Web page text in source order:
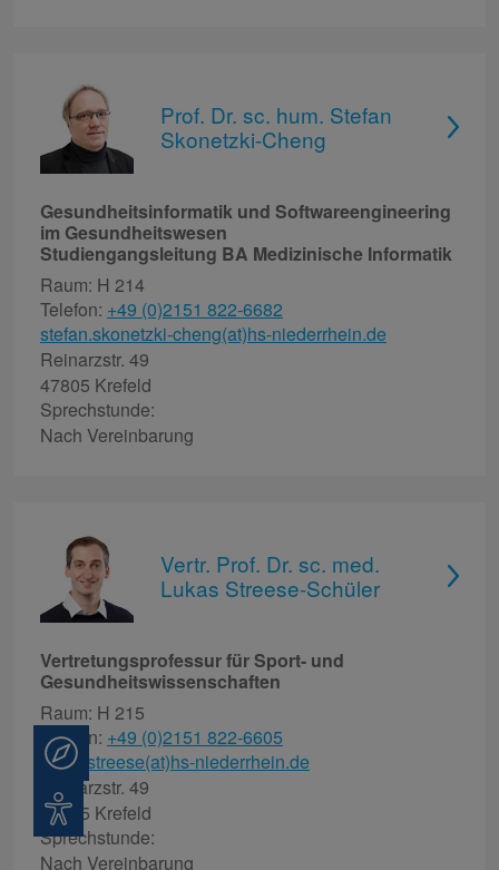
Prof. Dr. sc. hum. Stefan
Skonetzki-Cheng
Gesundheitsinformatik und Softwareengineering
im Gesundheitswesen
Studiengangsleitung BA Medizinische Informatik
Raum: H 214
Telefon: +49 (0)2151 822-6682
stefan.skonetzki-cheng(at)hs-niederrhein.de
Reinarzstr. 49
47805 Krefeld
Sprechstunde:
Nach Vereinbarung
Vertr. Prof. Dr. sc. med.
Lukas Streese-Schüler
Vertretungsprofessur für Sport- und
Gesundheitswissenschaften
Raum: H 215
Telefon: +49 (0)2151 822-6605
lukas.streese(at)hs-niederrhein.de
Reinarzstr. 49
47805 Krefeld
Sprechstunde:
Nach Vereinbarung
Beratung
Barrierefreiheit